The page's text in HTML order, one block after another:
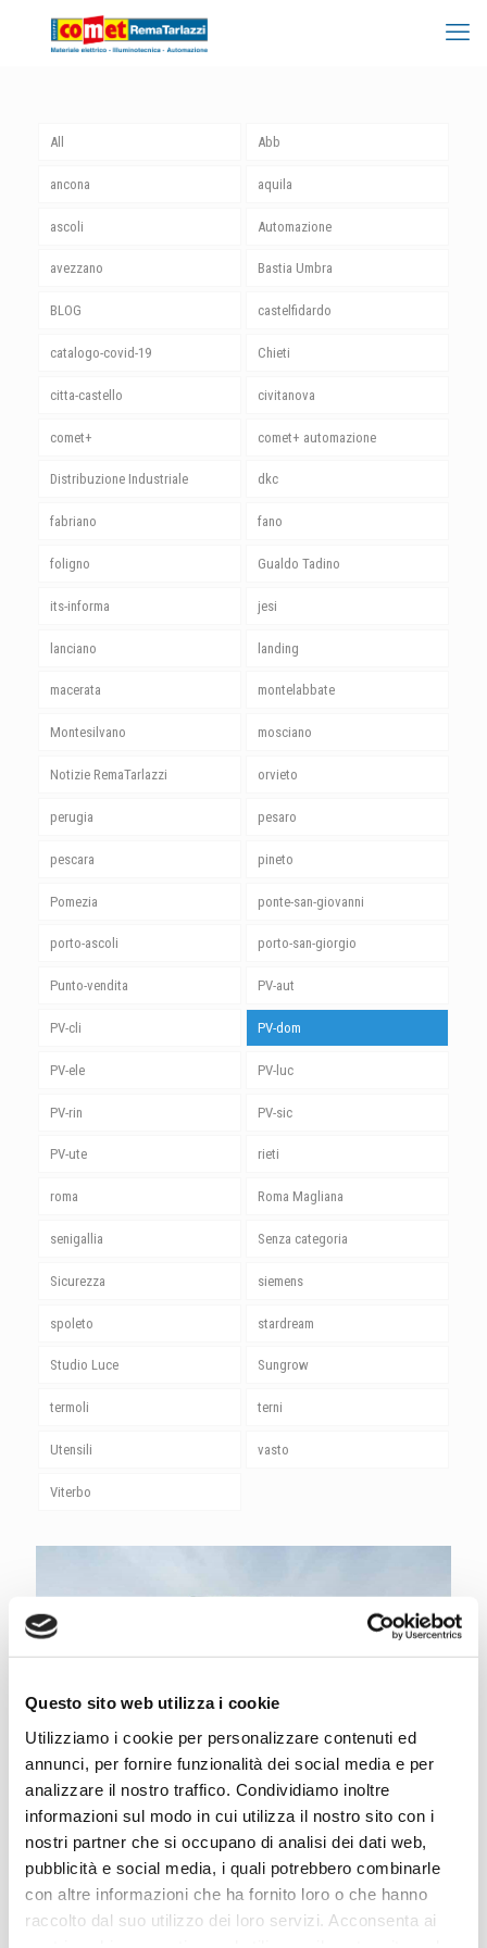
Questo sito web utilizza i cookie
Utilizziamo i cookie per personalizzare contenuti ed
annunci, per fornire funzionalità dei social media e per
analizzare il nostro traffico. Condividiamo inoltre
informazioni sul modo in cui utilizza il nostro sito con i
nostri partner che si occupano di analisi dei dati web,
pubblicità e social media, i quali potrebbero combinarle
con altre informazioni che ha fornito loro o che hanno
raccolto dal suo utilizzo dei loro servizi. Acconsenta ai
All Abb
ancona aquila
ascoli Automazione
avezzano Bastia Umbra
BLOG castelfidardo
catalogo-covid-19 Chieti
citta-castello civitanova
comet+ comet+ automazione
Distribuzione Industriale dkc
fabriano fano
foligno Gualdo Tadino
its-informa jesi
lanciano landing
macerata montelabbate
Montesilvano mosciano
Notizie RemaTarlazzi orvieto
perugia pesaro
pescara pineto
Pomezia ponte-san-giovanni
porto-ascoli porto-san-giorgio
Punto-vendita PV-aut
PV-cli PV-dom
PV-ele PV-luc
PV-rin PV-sic
PV-ute rieti
roma Roma Magliana
senigallia Senza categoria
Sicurezza siemens
spoleto stardream
Studio Luce Sungrow
termoli terni
Utensili vasto
Viterbo
Punto Vendita di Perugia
Leggi articolo